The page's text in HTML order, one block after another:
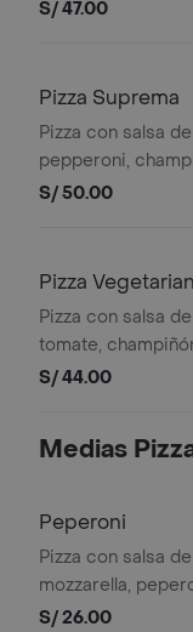
S/ 47.00
Pizza Suprema
Pizza con salsa
pepperoni,
aceitunas,
S/ 50.00
Pizza
Pizza con salsa
tomate,
aceitunas,
S/ 44.00
Medias
Peperoni
Pizza con salsa
mozzarella,
pimiento, 4 slices.
S/ 26.00